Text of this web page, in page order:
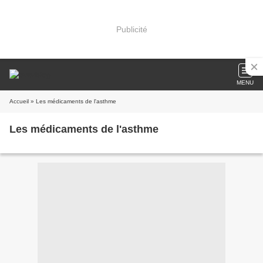
Publicité
MENU
Accueil » Les médicaments de l'asthme
Les médicaments de l'asthme